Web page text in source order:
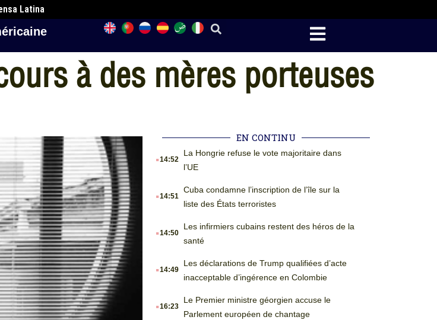
Latina
à des mères porteuses
EN CONTINU
.14:52
La Hongrie refuse le vote majoritaire dans
l’UE
.14:51
Cuba condamne l’inscription de l’île sur la
liste des États terroristes
.14:50
Les infirmiers cubains restent des héros de la
santé
.14:49
Les déclarations de Trump qualifiées d’acte
inacceptable d’ingérence en Colombie
.16:23
Le Premier ministre géorgien accuse le
Parlement européen de chantage